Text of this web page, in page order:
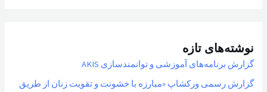
نوشته‌های تازه
گزارش برنامه‌های آموزشی و توانمندسازی AKIS
گزارش رسمی ورکشاپ «مبارزه با خشونت و تقویت زنان از طریق